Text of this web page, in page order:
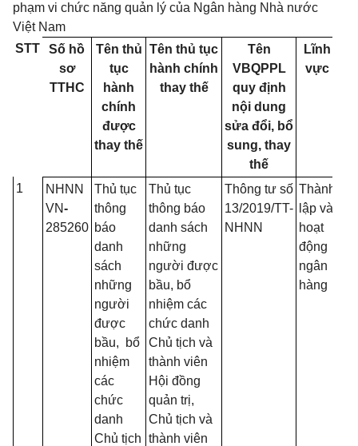
phạm vi chức năng quản lý của Ngân hàng Nhà nước
Việt Nam
STT
Số hồ
sơ
TTHC
Tên thủ
tục
hành
chính
được
thay thế
Tên thủ tục
hành chính
thay thế
Tên
VBQPPL
quy định
nội dung
sửa đổi, bổ
sung, thay
thế
Lĩnh
vực
1
NHNN
VN-
285260
Thủ tục
thông
báo
danh
sách
những
người
được
bầu, bổ
nhiệm
các
chức
danh
Chủ tịch
Thủ tục
thông báo
danh sách
những
người được
bầu, bổ
nhiệm các
chức danh
Chủ tịch và
thành viên
Hội đồng
quản trị,
Chủ tịch và
thành viên
Thông tư số
13/2019/TT-
NHNN
Thành
lập và
hoạt
động
ngân
hàng